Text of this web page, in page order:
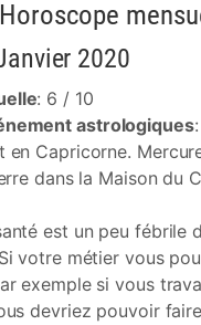
2020
: 6 / 10
astrologiques
en Capricorne.
dans la Maison du
est un peu fébrile
votre métier vous
exemple si vous
devriez pouvoir